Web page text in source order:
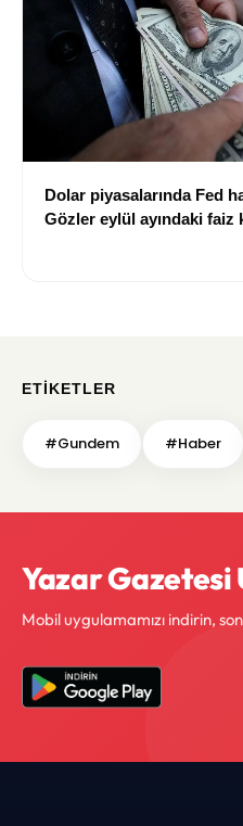
Dolar piyasalarında Fed
Gözler eylül ayındaki faiz
ETIKETLER
#Gundem #Haber
Yazar Gazetesi
Mobil uygulamamızı indirin,